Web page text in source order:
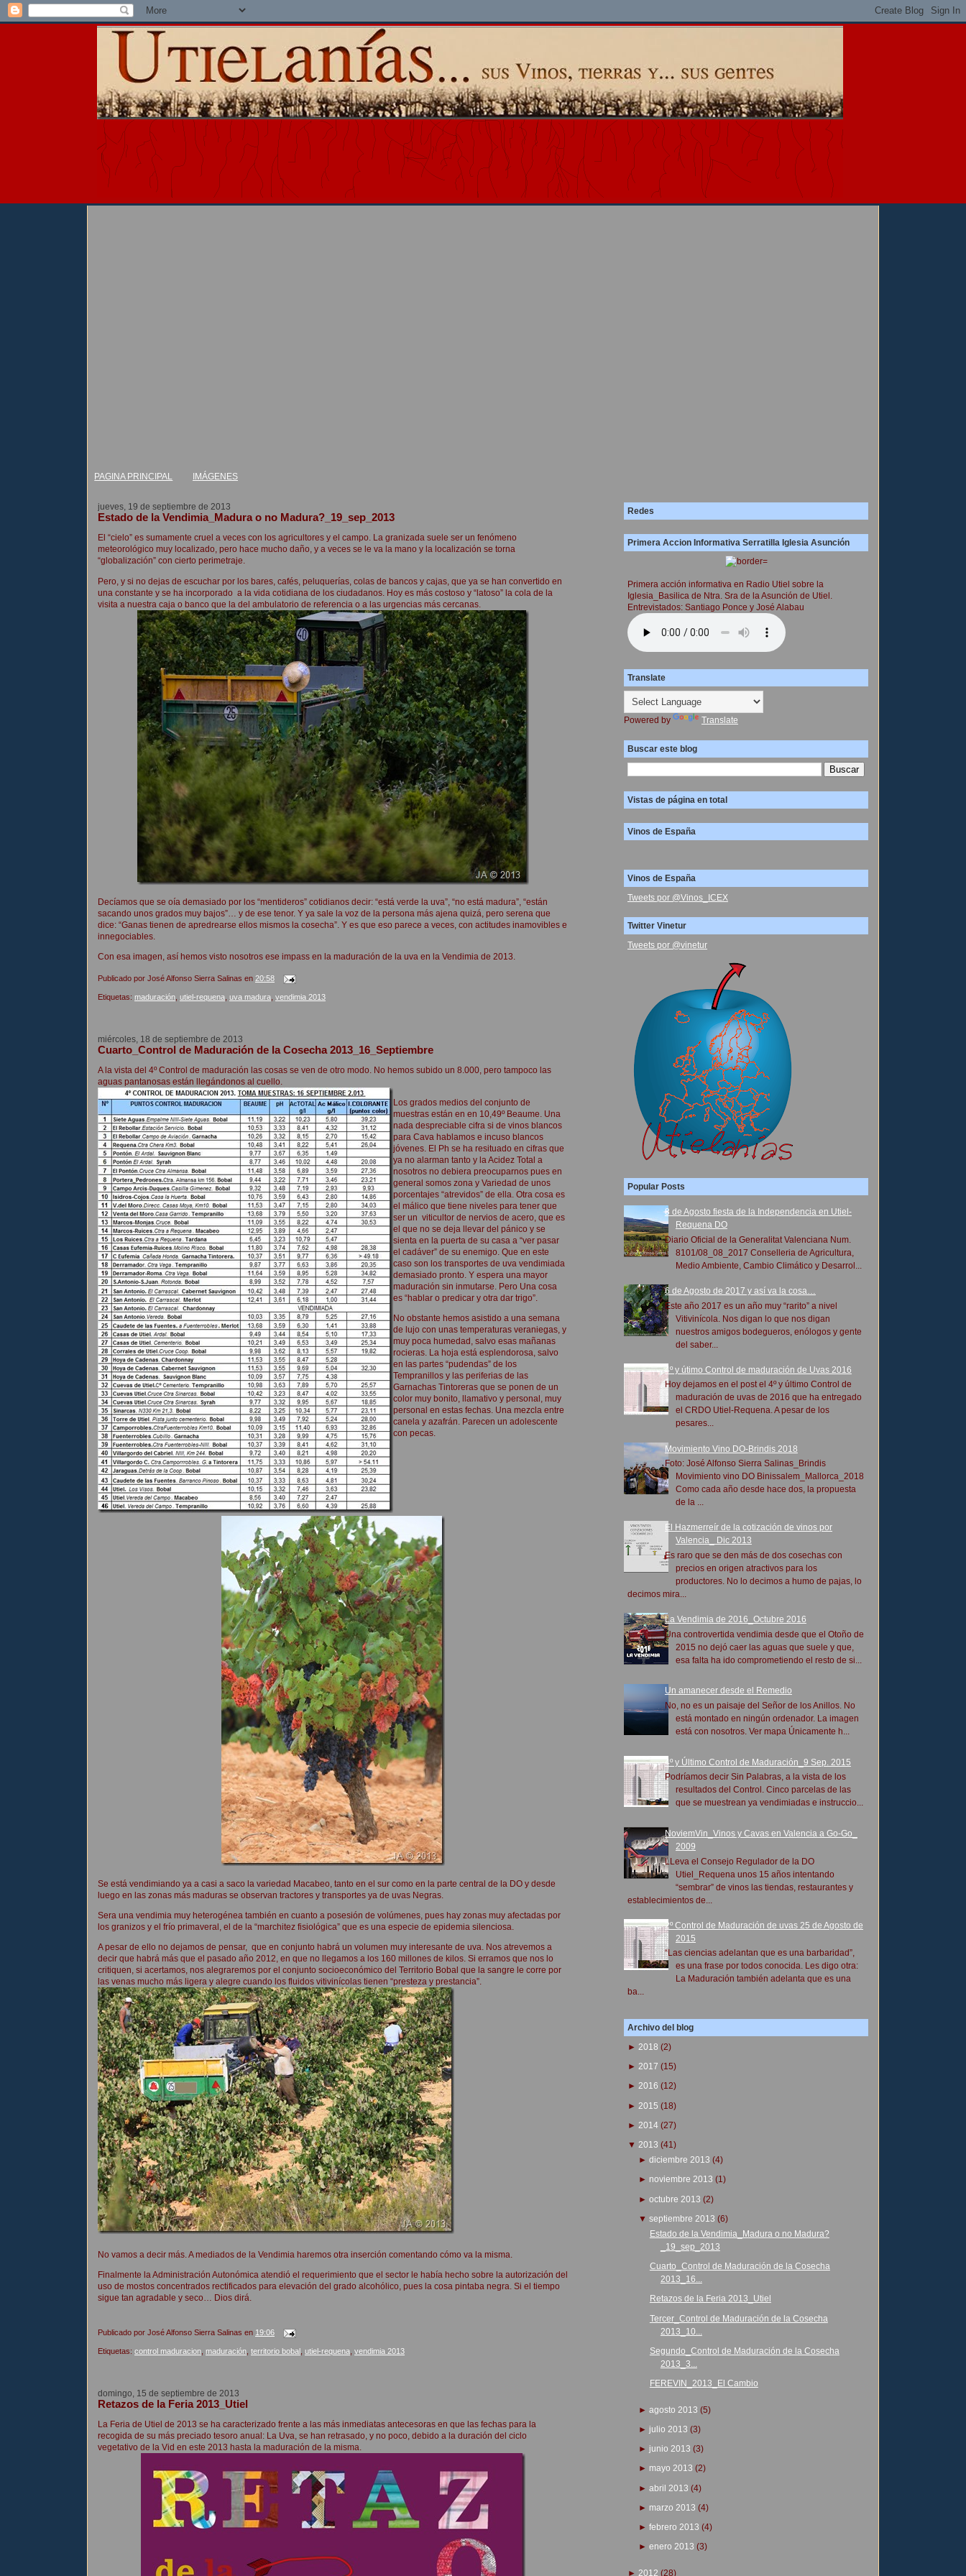
PAGINA PRINCIPAL IMÁGENES
jueves, 19 de septiembre de 2013
Estado de la Vendimia_Madura o no Madura?_19_sep_2013
El “cielo” es sumamente cruel a veces con los agricultores y el campo. La granizada suele ser un fenómeno
meteorológico muy localizado, pero hace mucho daño, y a veces se le va la mano y la localización se torna
“globalización” con cierto perimetraje.
Pero, y si no dejas de escuchar por los bares, cafés, peluquerías, colas de bancos y cajas, que ya se han convertido en
una constante y se ha incorporado a la vida cotidiana de los ciudadanos. Hoy es más costoso y “latoso” la cola de la
visita a nuestra caja o banco que la del ambulatorio de referencia o a las urgencias más cercanas.
Decíamos que se oía demasiado por los “mentideros” cotidianos decir: “está verde la uva”, “no está madura”, “están
sacando unos grados muy bajos”… y de ese tenor. Y ya sale la voz de la persona más ajena quizá, pero serena que
dice: “Ganas tienen de apredrearse ellos mismos la cosecha”. Y es que eso parece a veces, con actitudes inamovibles e
innegociables.
Con esa imagen, así hemos visto nosotros ese impass en la maduración de la uva en la Vendimia de 2013.
Publicado por José Alfonso Sierra Salinas en 20:58
Etiquetas: maduración utiel-requena uva madura vendimia 2013
miércoles, 18 de septiembre de 2013
Cuarto_Control de Maduración de la Cosecha 2013_16_Septiembre
A la vista del 4º Control de maduración las cosas se ven de otro modo. No hemos subido un 8.000, pero tampoco las
aguas pantanosas están llegándonos al cuello.
Los grados medios del conjunto de
muestras están en en 10,49º Beaume. Una
nada despreciable cifra si de vinos blancos
para Cava hablamos e incuso blancos
jóvenes. El Ph se ha resituado en cifras que
ya no alarman tanto y la Acidez Total a
nosotros no debiera preocuparnos pues en
general somos zona y Variedad de unos
porcentajes “atrevidos” de ella. Otra cosa es
el málico que tiene niveles para tener que
ser un viticultor de nervios de acero, que es
el que no se deja llevar del pánico y se
sienta en la puerta de su casa a “ver pasar
el cadáver” de su enemigo. Que en este
caso son los transportes de uva vendimiada
demasiado pronto. Y espera una mayor
maduración sin inmutarse. Pero Una cosa
es “hablar o predicar y otra dar trigo”.
No obstante hemos asistido a una semana
de lujo con unas temperaturas veraniegas, y
muy poca humedad, salvo esas mañanas
rocieras. La hoja está esplendorosa, salvo
en las partes “pudendas” de los
Tempranillos y las periferias de las
Garnachas Tintoreras que se ponen de un
color muy bonito, llamativo y personal, muy
personal en estas fechas. Una mezcla entre
canela y azafrán. Parecen un adolescente
con pecas.
Se está vendimiando ya a casi a saco la variedad Macabeo, tanto en el sur como en la parte central de la DO y desde
luego en las zonas más maduras se observan tractores y transportes ya de uvas Negras.
Sera una vendimia muy heterogénea también en cuanto a posesión de volúmenes, pues hay zonas muy afectadas por
los granizos y el frío primaveral, el de la “marchitez fisiológica” que es una especie de epidemia silenciosa.
A pesar de ello no dejamos de pensar, que en conjunto habrá un volumen muy interesante de uva. Nos atrevemos a
decir que habrá más que el pasado año 2012, en que no llegamos a los 160 millones de kilos. Si erramos que nos lo
critiquen, si acertamos, nos alegraremos por el conjunto socioeconómico del Territorio Bobal que la sangre le corre por
las venas mucho más ligera y alegre cuando los fluidos vitivinícolas tienen “presteza y prestancia”.
No vamos a decir más. A mediados de la Vendimia haremos otra inserción comentando cómo va la misma.
Finalmente la Administración Autonómica atendió el requerimiento que el sector le había hecho sobre la autorización del
uso de mostos concentrados rectificados para elevación del grado alcohólico, pues la cosa pintaba negra. Si el tiempo
sigue tan agradable y seco… Dios dirá.
Publicado por José Alfonso Sierra Salinas en 19:06
Etiquetas: control maduracion maduración territorio bobal utiel-requena vendimia 2013
domingo, 15 de septiembre de 2013
Retazos de la Feria 2013_Utiel
La Feria de Utiel de 2013 se ha caracterizado frente a las más inmediatas antecesoras en que las fechas para la
recogida de su más preciado tesoro anual: La Uva, se han retrasado, y no poco, debido a la duración del ciclo
vegetativo de la Vid en este 2013 hasta la maduración de la misma.
Redes
Primera Accion Informativa Serratilla Iglesia Asunción
Primera acción informativa en Radio Utiel sobre la
Iglesia_Basilica de Ntra. Sra de la Asunción de Utiel.
Entrevistados: Santiago Ponce y José Alabau
Translate
Powered by Translate
Buscar este blog
Vistas de página en total
Vinos de España
Vinos de España
Tweets por @Vinos_ICEX
Twitter Vinetur
Tweets por @vinetur
Popular Posts
8 de Agosto fiesta de la Independencia en Utiel-
Requena DO
Diario Oficial de la Generalitat Valenciana Num.
8101/08_08_2017 Conselleria de Agricultura,
Medio Ambiente, Cambio Climático y Desarrol...
6 de Agosto de 2017 y así va la cosa…
Este año 2017 es un año muy “rarito” a nivel
Vitivinícola. Nos digan lo que nos digan
nuestros amigos bodegueros, enólogos y gente
del saber...
4º y útimo Control de maduración de Uvas 2016
Hoy dejamos en el post el 4º y último Control de
maduración de uvas de 2016 que ha entregado
el CRDO Utiel-Requena. A pesar de los
pesares...
Movimiento Vino DO-Brindis 2018
Foto: José Alfonso Sierra Salinas_Brindis
Movimiento vino DO Binissalem_Mallorca_2018
Como cada año desde hace dos, la propuesta
de la ...
El Hazmerreír de la cotización de vinos por
Valencia_ Dic 2013
Es raro que se den más de dos cosechas con
precios en origen atractivos para los
productores. No lo decimos a humo de pajas, lo
decimos mira...
La Vendimia de 2016_Octubre 2016
Una controvertida vendimia desde que el Otoño de
2015 no dejó caer las aguas que suele y que,
esa falta ha ido comprometiendo el resto de si...
Un amanecer desde el Remedio
No, no es un paisaje del Señor de los Anillos. No
está montado en ningún ordenador. La imagen
está con nosotros. Ver mapa Únicamente h...
4º y Último Control de Maduración_9 Sep. 2015
Podríamos decir Sin Palabras, a la vista de los
resultados del Control. Cinco parcelas de las
que se muestrean ya vendimiadas e instruccio...
NoviemVin_Vinos y Cavas en Valencia a Go-Go_
2009
LLeva el Consejo Regulador de la DO
Utiel_Requena unos 15 años intentando
“sembrar” de vinos las tiendas, restaurantes y
establecimientos de...
2º Control de Maduración de uvas 25 de Agosto de
2015
“Las ciencias adelantan que es una barbaridad”,
es una frase por todos conocida. Les digo otra:
La Maduración también adelanta que es una
ba...
Archivo del blog
► 2018 (2)
► 2017 (15)
► 2016 (12)
► 2015 (18)
► 2014 (27)
▼ 2013 (41)
► diciembre 2013 (4)
► noviembre 2013 (1)
► octubre 2013 (2)
▼ septiembre 2013 (6)
Estado de la Vendimia_Madura o no Madura?
_19_sep_2013
Cuarto_Control de Maduración de la Cosecha
2013_16...
Retazos de la Feria 2013_Utiel
Tercer_Control de Maduración de la Cosecha
2013_10...
Segundo_Control de Maduración de la Cosecha
2013_3...
FEREVIN_2013_El Cambio
► agosto 2013 (5)
► julio 2013 (3)
► junio 2013 (3)
► mayo 2013 (2)
► abril 2013 (4)
► marzo 2013 (4)
► febrero 2013 (4)
► enero 2013 (3)
► 2012 (28)